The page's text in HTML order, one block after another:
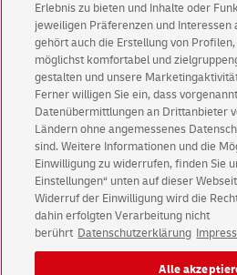
Deutsche Post Direkt Impressum
Deutsche Post Direkt
English Version
Impressum Rechtliche Hinweise
Erlebnis zu bieten und Inhalte oder
jeweiligen Präferenzen und Interessen
gehört auch die Erstellung von
möglichst komfortabel und
gestalten und unsere
Ferner willigen Sie ein, dass
Datenübermittlungen an Drittanbieter
Ländern ohne angemessenes
sind. Weitere Informationen und die
Einwilligung zu widerrufen, finden Sie
Einstellungen“ unten auf dieser
Widerruf der Einwilligung wird die
dahin erfolgten Verarbeitung nicht
berührt Datenschutzerklärung
Alle